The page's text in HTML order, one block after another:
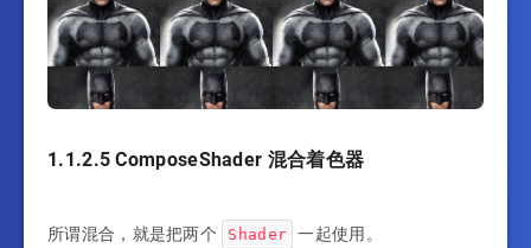
1.1.2.5 ComposeShader 混合着色器
所谓混合，就是把两个 Shader 一起使用。